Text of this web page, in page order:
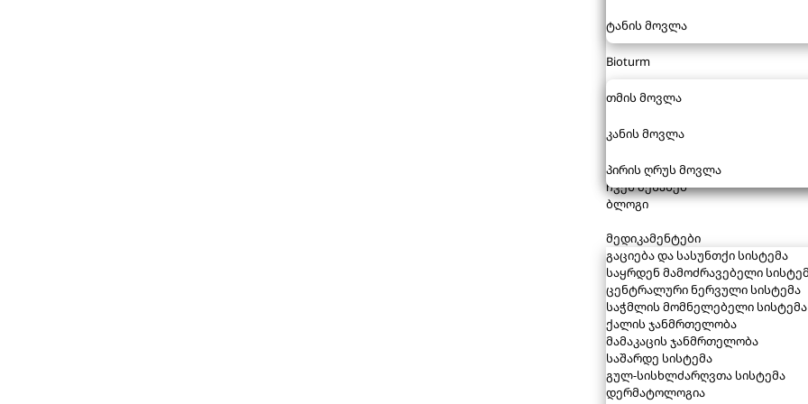
ტანის მოვლა
Bioturm
თმის მოვლა
კანის მოვლა
პირის ღრუს მოვლა
ჩვენ შესახებ
ბლოგი
მედიკამენტები
გაციება და სასუნთქი სისტემა
საყრდენ მამოძრავებელი
ცენტრალური ნერვული სისტემა
საჭმლის მომნელებელი სისტემა
ქალის ჯანმრთელობა
მამაკაცის ჯანმრთელობა
საშარდე სისტემა
გულ-სისხლძარღვთა სისტემა
დერმატოლოგია